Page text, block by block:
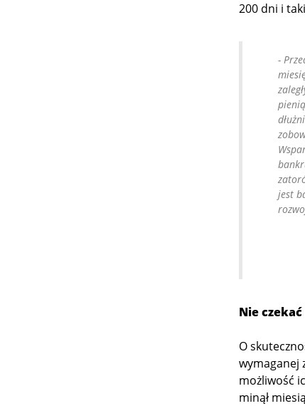
200 dni i
-
jest
Nie
O
wymaganej
możliwość
minął